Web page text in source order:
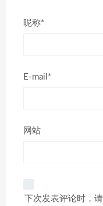
昵称*
E-mail*
网站
下次发表评论时，